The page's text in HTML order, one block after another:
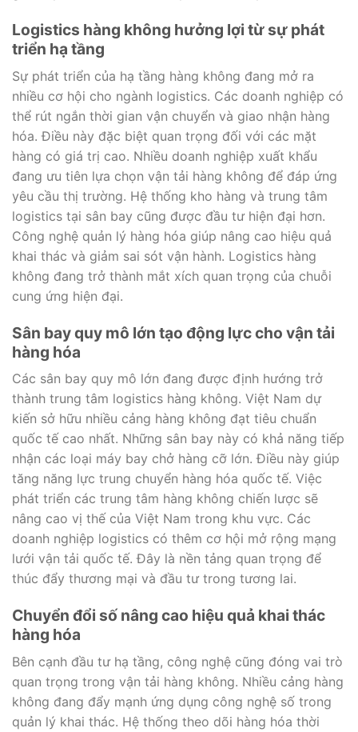
Logistics hàng không hưởng lợi từ sự phát
triển hạ tầng
Sự phát triển của hạ tầng hàng không đang mở ra
nhiều cơ hội cho ngành logistics. Các doanh nghiệp có
thể rút ngắn thời gian vận chuyển và giao nhận hàng
hóa. Điều này đặc biệt quan trọng đối với các mặt
hàng có giá trị cao. Nhiều doanh nghiệp xuất khẩu
đang ưu tiên lựa chọn vận tải hàng không để đáp ứng
yêu cầu thị trường. Hệ thống kho hàng và trung tâm
logistics tại sân bay cũng được đầu tư hiện đại hơn.
Công nghệ quản lý hàng hóa giúp nâng cao hiệu quả
khai thác và giảm sai sót vận hành. Logistics hàng
không đang trở thành mắt xích quan trọng của chuỗi
cung ứng hiện đại.
Sân bay quy mô lớn tạo động lực cho vận tải
hàng hóa
Các sân bay quy mô lớn đang được định hướng trở
thành trung tâm logistics hàng không. Việt Nam dự
kiến sở hữu nhiều cảng hàng không đạt tiêu chuẩn
quốc tế cao nhất. Những sân bay này có khả năng tiếp
nhận các loại máy bay chở hàng cỡ lớn. Điều này giúp
tăng năng lực trung chuyển hàng hóa quốc tế. Việc
phát triển các trung tâm hàng không chiến lược sẽ
nâng cao vị thế của Việt Nam trong khu vực. Các
doanh nghiệp logistics có thêm cơ hội mở rộng mạng
lưới vận tải quốc tế. Đây là nền tảng quan trọng để
thúc đẩy thương mại và đầu tư trong tương lai.
Chuyển đổi số nâng cao hiệu quả khai thác
hàng hóa
Bên cạnh đầu tư hạ tầng, công nghệ cũng đóng vai trò
quan trọng trong vận tải hàng không. Nhiều cảng hàng
không đang đẩy mạnh ứng dụng công nghệ số trong
quản lý khai thác. Hệ thống theo dõi hàng hóa thời